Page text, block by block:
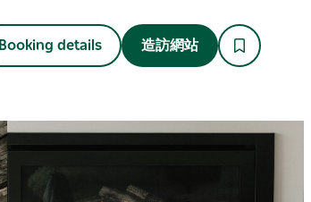
Booking details 造訪網站